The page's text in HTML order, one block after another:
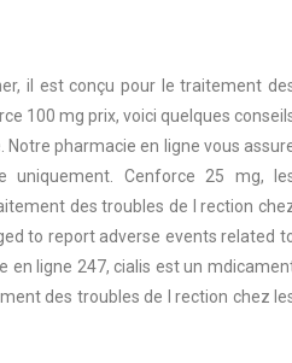
il est conçu pour le traitement
100 mg prix, voici quelques
pharmacie en ligne vous
uniquement. Cenforce 25 mg,
des troubles de l rection
to report adverse events related
en ligne 247, cialis est un
des troubles de l rection chez